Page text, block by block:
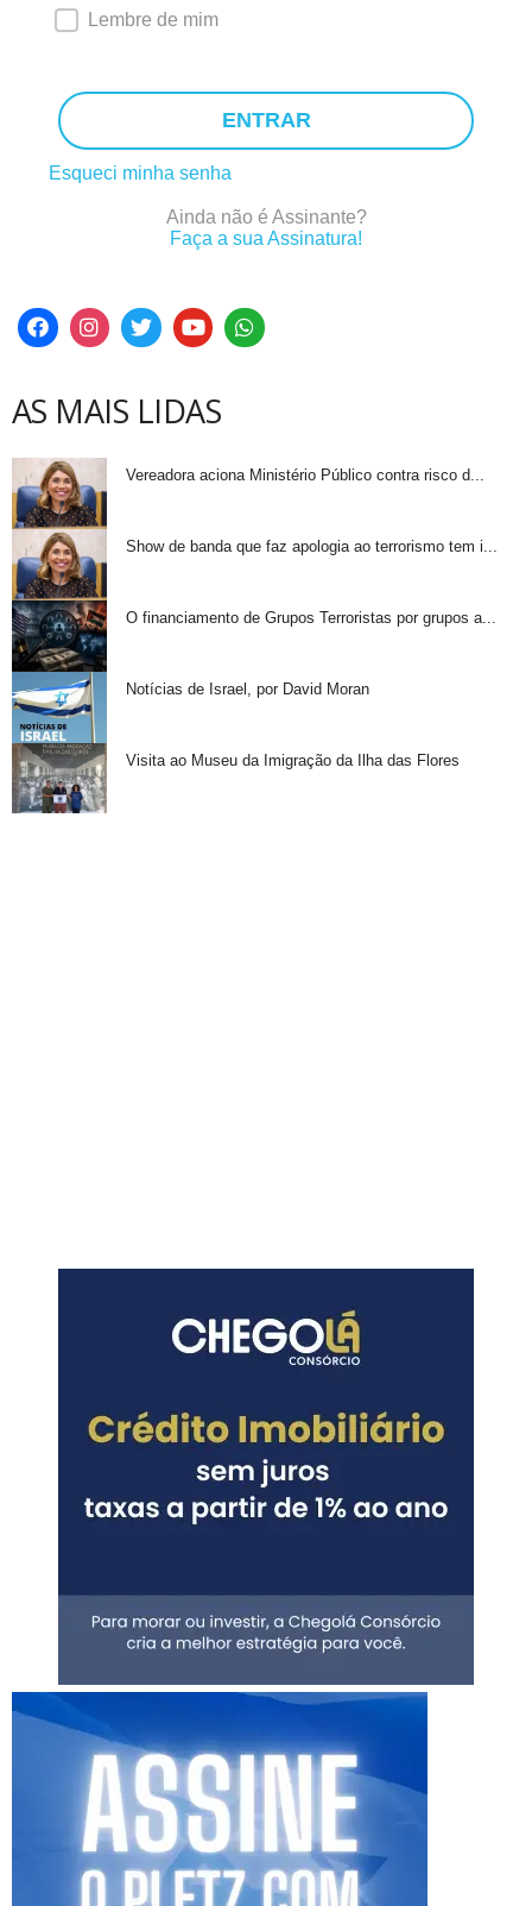
Lembre de mim
ENTRAR
Esqueci minha senha
Ainda não é Assinante?
Faça a sua Assinatura!
AS MAIS LIDAS
Vereadora aciona Ministério Público contra risco d...
Show de banda que faz apologia ao terrorismo tem i...
O financiamento de Grupos Terroristas por grupos a...
Notícias de Israel, por David Moran
Visita ao Museu da Imigração da Ilha das Flores